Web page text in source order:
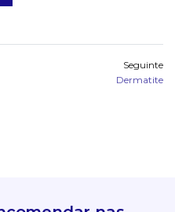
Seguinte
Dermatite